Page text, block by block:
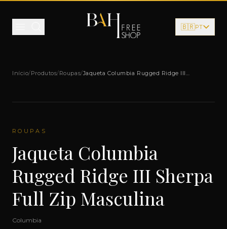
🇧🇷PT
Início/Produtos/Roupas/Jaqueta Columbia Rugged Ridge III
ROUPAS
Jaqueta Columbia
Rugged Ridge III Sherpa
Full Zip Masculina
Columbia